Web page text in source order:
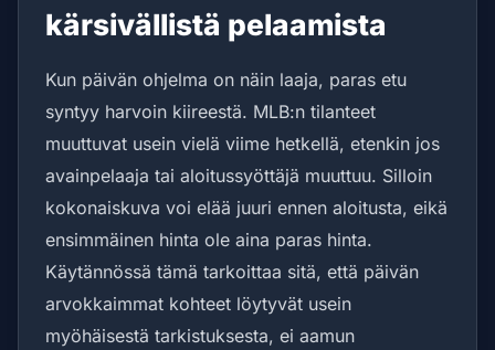
kärsivällistä pelaamista
Kun päivän ohjelma on näin laaja, paras etu
syntyy harvoin kiireestä. MLB:n tilanteet
muuttuvat usein vielä viime hetkellä, etenkin jos
avainpelaaja tai aloitussyöttäjä muuttuu. Silloin
kokonaiskuva voi elää juuri ennen aloitusta, eikä
ensimmäinen hinta ole aina paras hinta.
Käytännössä tämä tarkoittaa sitä, että päivän
arvokkaimmat kohteet löytyvät usein
myöhäisestä tarkistuksesta, ei aamun